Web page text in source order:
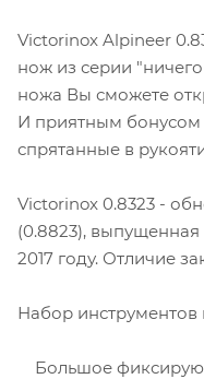
Victorinox Alpineer
нож из серии
ножа Вы сможете
И приятным бонусом
спрятанные в
Victorinox 0.8323 -
(0.8823),
2017 году. Отличие
Набор
Большое